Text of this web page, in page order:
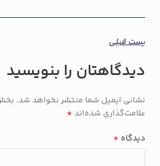
پست قبلی
دیدگاهتان را بنویسید
نشانی ایمیل شما منتشر نخواهد شد.
علامت‌گذاری شده‌اند*
دیدگاه *